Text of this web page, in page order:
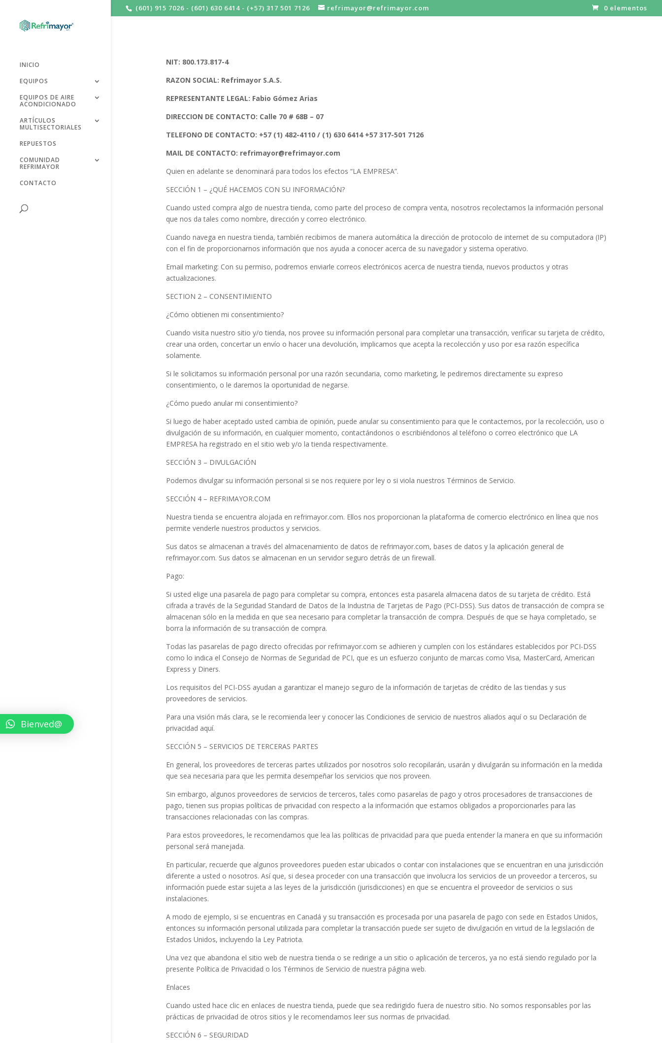
(601) 915 7026 - (601) 630 6414 - (+57) 317 501 7126 refrimayor@refrimayor.com 0 elementos
INICIO
EQUIPOS
EQUIPOS DE AIRE
ACONDICIONADO
ARTÍCULOS
MULTISECTORIALES
REPUESTOS
COMUNIDAD
REFRIMAYOR
CONTACTO
NIT: 800.173.817-4
RAZON SOCIAL: Refrimayor S.A.S.
REPRESENTANTE LEGAL: Fabio Gómez Arias
DIRECCION DE CONTACTO: Calle 70 # 68B – 07
TELEFONO DE CONTACTO: +57 (1) 482-4110 / (1) 630 6414 +57 317-501 7126
MAIL DE CONTACTO: refrimayor@refrimayor.com
Quien en adelante se denominará para todos los efectos “LA EMPRESA”.
SECCIÓN 1 – ¿QUÉ HACEMOS CON SU INFORMACIÓN?
Cuando usted compra algo de nuestra tienda, como parte del proceso de compra venta, nosotros recolectamos la información personal
que nos da tales como nombre, dirección y correo electrónico.
Cuando navega en nuestra tienda, también recibimos de manera automática la dirección de protocolo de internet de su computadora (IP)
con el fin de proporcionarnos información que nos ayuda a conocer acerca de su navegador y sistema operativo.
Email marketing: Con su permiso, podremos enviarle correos electrónicos acerca de nuestra tienda, nuevos productos y otras
actualizaciones.
SECTION 2 – CONSENTIMIENTO
¿Cómo obtienen mi consentimiento?
Cuando visita nuestro sitio y/o tienda, nos provee su información personal para completar una transacción, verificar su tarjeta de crédito,
crear una orden, concertar un envío o hacer una devolución, implicamos que acepta la recolección y uso por esa razón específica
solamente.
Si le solicitamos su información personal por una razón secundaria, como marketing, le pediremos directamente su expreso
consentimiento, o le daremos la oportunidad de negarse.
¿Cómo puedo anular mi consentimiento?
Si luego de haber aceptado usted cambia de opinión, puede anular su consentimiento para que le contactemos, por la recolección, uso o
divulgación de su información, en cualquier momento, contactándonos o escribiéndonos al teléfono o correo electrónico que LA
EMPRESA ha registrado en el sitio web y/o la tienda respectivamente.
SECCIÓN 3 – DIVULGACIÓN
Podemos divulgar su información personal si se nos requiere por ley o si viola nuestros Términos de Servicio.
SECCIÓN 4 – REFRIMAYOR.COM
Nuestra tienda se encuentra alojada en refrimayor.com. Ellos nos proporcionan la plataforma de comercio electrónico en línea que nos
permite venderle nuestros productos y servicios.
Sus datos se almacenan a través del almacenamiento de datos de refrimayor.com, bases de datos y la aplicación general de
refrimayor.com. Sus datos se almacenan en un servidor seguro detrás de un firewall.
Pago:
Si usted elige una pasarela de pago para completar su compra, entonces esta pasarela almacena datos de su tarjeta de crédito. Está
cifrada a través de la Seguridad Standard de Datos de la Industria de Tarjetas de Pago (PCI-DSS). Sus datos de transacción de compra se
almacenan sólo en la medida en que sea necesario para completar la transacción de compra. Después de que se haya completado, se
borra la información de su transacción de compra.
Todas las pasarelas de pago directo ofrecidas por refrimayor.com se adhieren y cumplen con los estándares establecidos por PCI-DSS
como lo indica el Consejo de Normas de Seguridad de PCI, que es un esfuerzo conjunto de marcas como Visa, MasterCard, American
Express y Diners.
Los requisitos del PCI-DSS ayudan a garantizar el manejo seguro de la información de tarjetas de crédito de las tiendas y sus
proveedores de servicios.
Para una visión más clara, se le recomienda leer y conocer las Condiciones de servicio de nuestros aliados aquí o su Declaración de
privacidad aquí.
SECCIÓN 5 – SERVICIOS DE TERCERAS PARTES
En general, los proveedores de terceras partes utilizados por nosotros solo recopilarán, usarán y divulgarán su información en la medida
que sea necesaria para que les permita desempeñar los servicios que nos proveen.
Sin embargo, algunos proveedores de servicios de terceros, tales como pasarelas de pago y otros procesadores de transacciones de
pago, tienen sus propias políticas de privacidad con respecto a la información que estamos obligados a proporcionarles para las
transacciones relacionadas con las compras.
Para estos proveedores, le recomendamos que lea las políticas de privacidad para que pueda entender la manera en que su información
personal será manejada.
En particular, recuerde que algunos proveedores pueden estar ubicados o contar con instalaciones que se encuentran en una jurisdicción
diferente a usted o nosotros. Así que, si desea proceder con una transacción que involucra los servicios de un proveedor a terceros, su
información puede estar sujeta a las leyes de la jurisdicción (jurisdicciones) en que se encuentra el proveedor de servicios o sus
instalaciones.
A modo de ejemplo, si se encuentras en Canadá y su transacción es procesada por una pasarela de pago con sede en Estados Unidos,
entonces su información personal utilizada para completar la transacción puede ser sujeto de divulgación en virtud de la legislación de
Estados Unidos, incluyendo la Ley Patriota.
Una vez que abandona el sitio web de nuestra tienda o se redirige a un sitio o aplicación de terceros, ya no está siendo regulado por la
presente Política de Privacidad o los Términos de Servicio de nuestra página web.
Enlaces
Cuando usted hace clic en enlaces de nuestra tienda, puede que sea redirigido fuera de nuestro sitio. No somos responsables por las
prácticas de privacidad de otros sitios y le recomendamos leer sus normas de privacidad.
SECCIÓN 6 – SEGURIDAD
Bienved@